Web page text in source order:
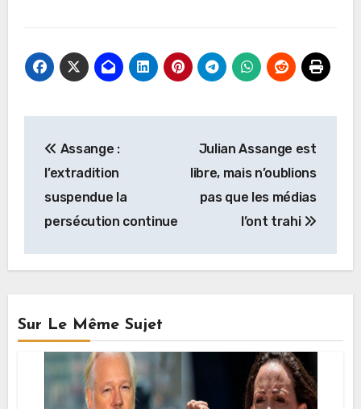
de
l’article
Assange :
l’extradition
suspendue la
persécution continue
Julian Assange est
libre, mais n’oublions
pas que les médias
l’ont trahi
Sur Le Même Sujet